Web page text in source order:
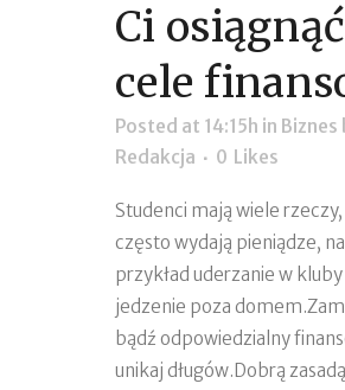
Ci osiągnąć
cele
Posted at 14:15h in Biznes
Redakcja
0 Likes
Studenci mają wiele
często wydają pieniądze, na
przykład uderzanie w kluby
jedzenie poza
bądź odpowiedzialny
unikaj długów.Dobrą zasadą